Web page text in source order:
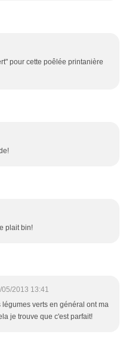
pour cette poêlée printanière
plait bin!
05/2013 13:41
verts en général ont ma
je trouve que c'est parfait!